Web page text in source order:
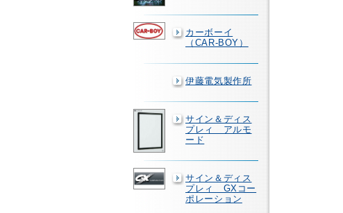
カーボーイ
（CAR-BOY）
伊藤電気製作所
サイン＆ディス
プレィ アルモ
ード
サイン＆ディス
プレィ GXコー
ポレーション